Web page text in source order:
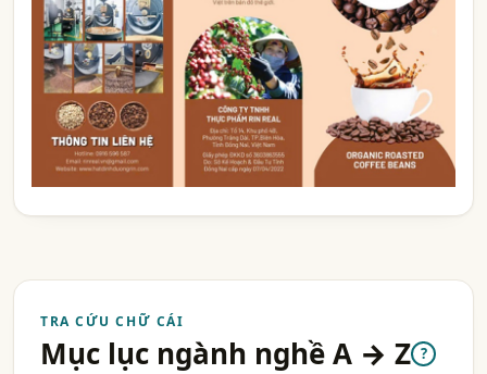
TRA CỨU CHỮ CÁI
Mục lục ngành nghề A → Z ?